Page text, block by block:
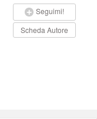
Seguimi!
Scheda Autore